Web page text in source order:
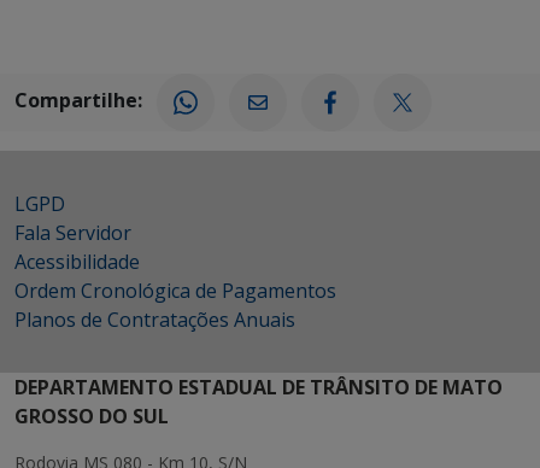
Compartilhe:
LGPD
Fala Servidor
Acessibilidade
Ordem Cronológica de Pagamentos
Planos de Contratações Anuais
DEPARTAMENTO ESTADUAL DE TRÂNSITO DE MATO
GROSSO DO SUL
Rodovia MS 080 - Km 10, S/N